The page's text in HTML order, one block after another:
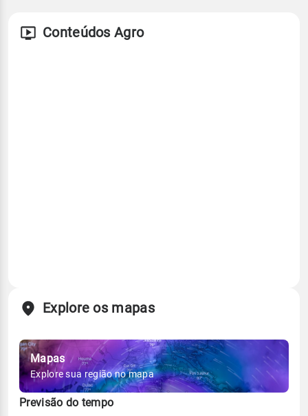
Conteúdos Agro
Explore os mapas
Mapas
Explore sua região no mapa
Previsão do tempo